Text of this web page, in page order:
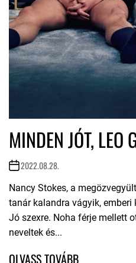
MINDEN JÓT, LEO
2022.08.28.
Nancy Stokes, a
tanár kalandra vágyik, emberi
Jó szexre. Noha férje mellett
neveltek és...